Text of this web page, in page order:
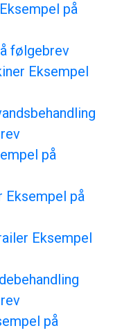
på
følgebrev
Eksempel
på
Eksempel på
Eksempel
på